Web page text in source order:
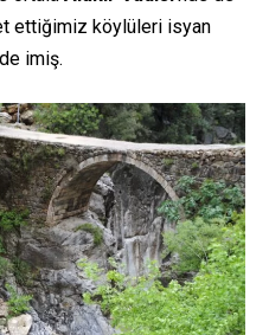
ettiğimiz köylüleri isyan
imiş.